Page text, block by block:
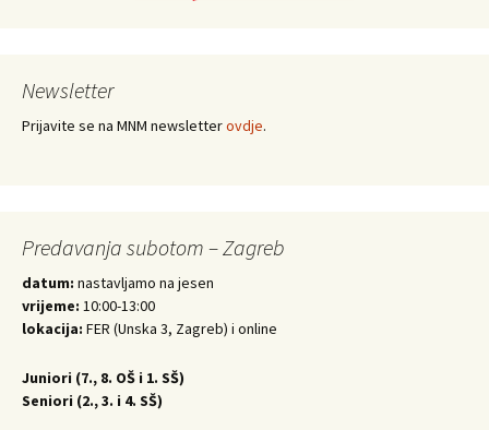
Newsletter
Prijavite se na MNM newsletterovdje.
Predavanja subotom – Zagreb
datum: nastavljamo na jesen
vrijeme: 10:00-13:00
lokacija: FER (Unska 3, Zagreb) i online
Juniori (7., 8. OŠ i 1. SŠ)
Seniori (2., 3. i 4. SŠ)